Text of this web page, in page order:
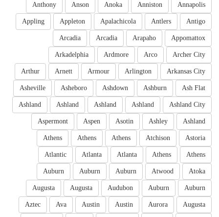
Annapolis
Anniston
Anoka
Anson
Anthony
Antigo
Antlers
Apalachicola
Appleton
Appling
Appomattox
Arapaho
Arcadia
Arcadia
Archer City
Arco
Ardmore
Arkadelphia
Arkansas City
Arlington
Armour
Arnett
Arthur
Ash Flat
Ashburn
Ashdown
Asheboro
Asheville
Ashland City
Ashland
Ashland
Ashland
Ashland
Ashland
Ashley
Asotin
Aspen
Aspermont
Astoria
Atchison
Athens
Athens
Athens
Athens
Athens
Atlanta
Atlanta
Atlantic
Atoka
Atwood
Auburn
Auburn
Auburn
Auburn
Auburn
Audubon
Augusta
Augusta
Augusta
Aurora
Austin
Austin
Ava
Aztec